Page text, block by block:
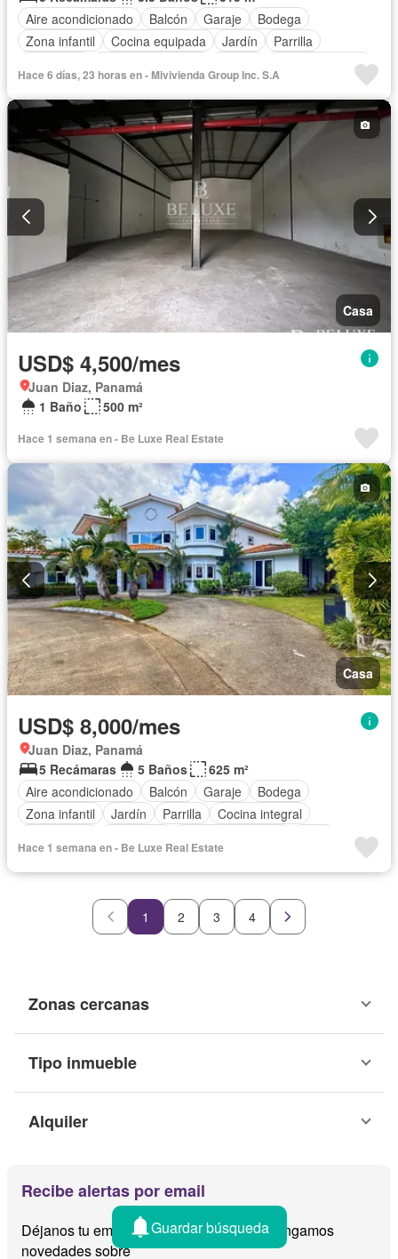
Aire acondicionado
Balcón Garaje
Bodega
Zona infantil
Cocina equipada Jardín
Parrilla
Cancha de tenis
Patio
Hace 6 días, 23 horas en - Mivivienda Group Inc. S.A
Casa
USD$ 4,500/mes
Juan Diaz, Panamá
1 Baño
500 m²
Hace 1 semana en - Be Luxe Real Estate
Casa
USD$ 8,000/mes
Juan Diaz, Panamá
5 Recámaras
5 Baños
625 m²
Aire acondicionado
Balcón Garaje
Bodega
Zona infantil
Jardín Parrilla
Cocina integral
Hace 1 semana en - Be Luxe Real Estate
1 2 3 4
Zonas cercanas
Tipo inmueble
Alquiler
Recibe alertas por email
Déjanos tu email y te avisamos cuando tengamos
novedades sobre
Guardar búsqueda